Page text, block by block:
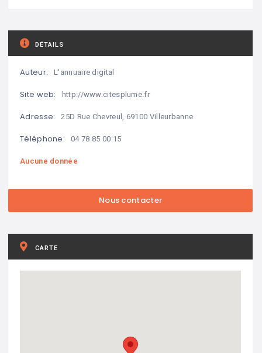
DÉTAILS
Auteur: L'annuaire digital
Site web: http://www.citesplume.fr
Adresse: 25D Rue Chevreul, 69100 Villeurbanne
Téléphone: 04 78 85 00 15
Aucune donnée
CARTE